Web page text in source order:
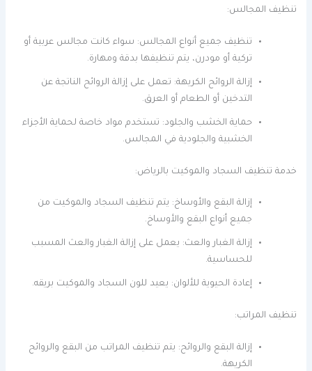
تنظيف المجالس:
تنظيف جميع أنواع المجالس: سواء كانت مجالس عربية أو
تركية أو مودرن، يتم تنظيفها بدقة ومهارة.
إزالة الروائح الكريهة: تعمل على إزالة الروائح الناتجة عن
التدخين أو الطعام أو العرق.
حماية الخشب والجلود: تستخدم مواد خاصة لحماية الأجزاء
الخشبية والجلودية في المجالس.
خدمة تنظيف السجاد والموكيت بالرياض:
إزالة البقع والأوساخ: يتم تنظيف السجاد والموكيت من
جميع أنواع البقع والأوساخ.
إزالة الغبار والعث: يعمل على إزالة الغبار والعث المسبب
للحساسية.
إعادة الحيوية للألوان: يعيد للون السجاد والموكيت بريقه.
تنظيف المراتب:
إزالة البقع والروائح: يتم تنظيف المراتب من البقع والروائح
الكريهة.